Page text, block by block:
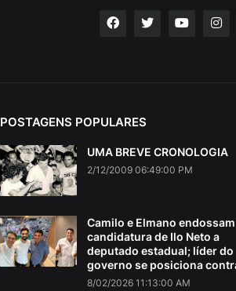
POSTAGENS POPULARES
UMA BREVE CRONOLOGIA
2/12/2009 06:49:00 PM
Camilo e Elmano endossam
candidatura de Ilo Neto a
deputado estadual; líder do
governo se posiciona
8/02/2026 11:13:00 AM